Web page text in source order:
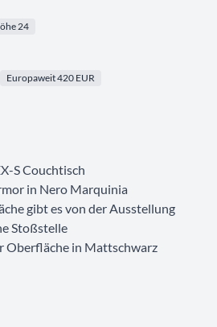
24
Europaweit 420 EUR
S Couchtisch
in Nero Marquinia
gibt es von der Ausstellung
Stoßstelle
Oberfläche in Mattschwarz